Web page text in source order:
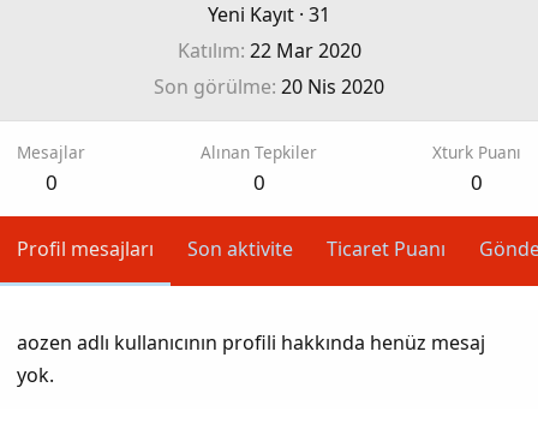
Yeni Kayıt · 31
Katılım 22 Mar 2020
Son görülme 20 Nis 2020
Mesajlar
0
Alınan Tepkiler
0
Xturk Puanı
0
Profil mesajları Son aktivite Ticaret Puanı
aozen adlı kullanıcının profili hakkında henüz mesaj
yok.